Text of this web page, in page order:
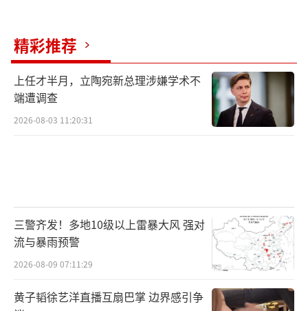
精彩推荐
上任才半月，立陶宛新总理涉嫌学术不
端遭调查
2026-08-03 11:20:31
三警齐发！多地10级以上雷暴大风 强对
流与暴雨预警
2026-08-09 07:11:29
黄子韬徐艺洋直播互扇巴掌 边界感引争